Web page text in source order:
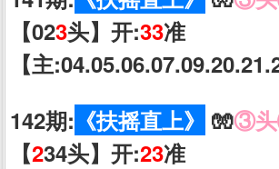
【023头】开:33准
【主
142期: 《扶摇直上》 🧤③
【234头】开:23准